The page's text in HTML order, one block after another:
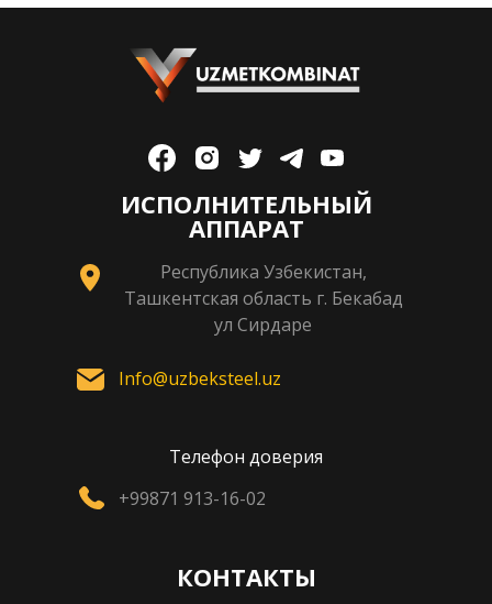
ИСПОЛНИТЕЛЬНЫЙ
АППАРАТ
Республика Узбекистан,
Ташкентская область г. Бекабад
ул Сирдаре
Info@uzbeksteel.uz
Телефон доверия
+99871 913-16-02
КОНТАКТЫ